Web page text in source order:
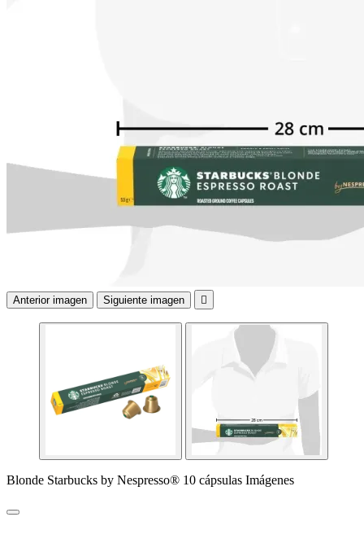
Anterior imagen Siguiente imagen 
Blonde Starbucks by Nespresso® 10 cápsulas Imágenes